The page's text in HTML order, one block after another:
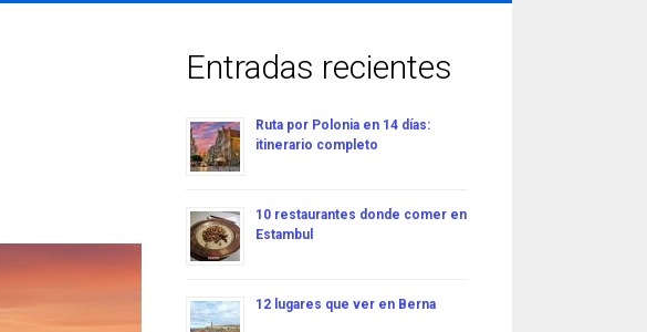
Entradas recientes
Ruta por Polonia en 14 días:
itinerario completo
10 restaurantes donde comer en
Estambul
12 lugares que ver en Berna